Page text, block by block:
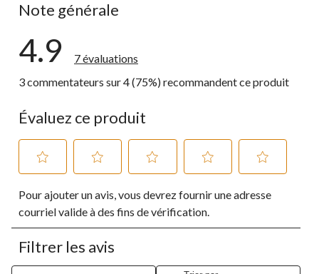
Note générale
4.9
7 évaluations
3 commentateurs sur 4 (75%) recommandent ce produit
Évaluez ce produit
pour
évaluer
1
étoile.
pour
évaluer
2
étoiles.
pour
évaluer
étoiles.
pour
évaluer
étoiles.
pour
étoiles.
Pour ajouter un avis, vous devrez fournir une adresse
courriel valide à des fins de vérification.
Filtrer les avis